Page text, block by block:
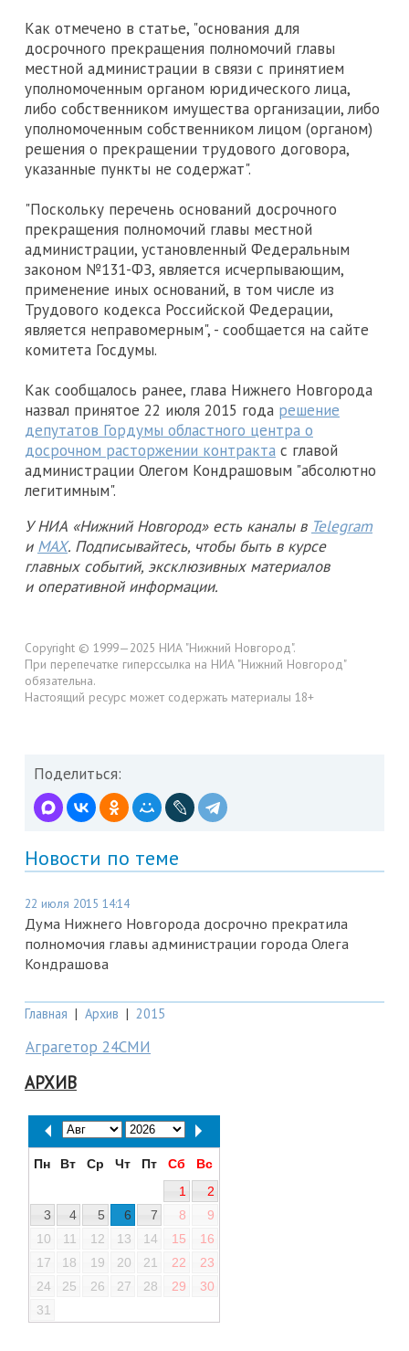
Как отмечено в статье, "основания для
досрочного прекращения полномочий главы
местной администрации в связи с принятием
уполномоченным органом юридического лица,
либо собственником имущества организации, либо
уполномоченным собственником лицом (органом)
решения о прекращении трудового договора,
указанные пункты не содержат".
"Поскольку перечень оснований досрочного
прекращения полномочий главы местной
администрации, установленный Федеральным
законом №131-ФЗ, является исчерпывающим,
применение иных оснований, в том числе из
Трудового кодекса Российской Федерации,
является неправомерным", - сообщается на сайте
комитета Госдумы.
Как сообщалось ранее, глава Нижнего Новгорода
назвал принятое 22 июля 2015 года решение
депутатов Гордумы областного центра о
досрочном расторжении контракта с главой
администрации Олегом Кондрашовым "абсолютно
легитимным".
У НИА «Нижний Новгород» есть каналы в Telegram
и MAX. Подписывайтесь, чтобы быть в курсе
главных событий, эксклюзивных материалов
и оперативной информации.
Copyright © 1999—2025 НИА "Нижний Новгород".
При перепечатке гиперссылка на НИА "Нижний Новгород"
обязательна.
Настоящий ресурс может содержать материалы 18+
Поделиться:
Новости по теме
22 июля 2015 14:14
Дума Нижнего Новгорода досрочно прекратила
полномочия главы администрации города Олега
Кондрашова
Главная | Архив | 2015
Аграгетор 24СМИ
АРХИВ
Пн Вт Ср Чт Пт Сб
Вс
1
2
3
4 5 6 7 8
9
10
11 12 13 14 15
16
17
18 19 20 21 22
23
24
25 26 27 28 29
30
31